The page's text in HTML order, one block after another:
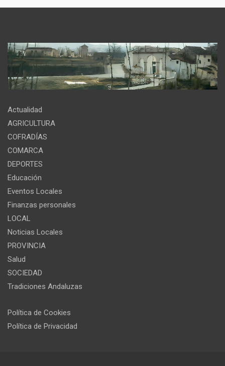
Actualidad
AGRICULTURA
COFRADÍAS
COMARCA
DEPORTES
Educación
Eventos Locales
Finanzas personales
LOCAL
Noticias Locales
PROVINCIA
Salud
SOCIEDAD
Tradiciones Andaluzas
Política de Cookies
Política de Privacidad